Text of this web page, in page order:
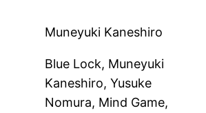
Muneyuki Kaneshiro
Blue Lock, Muneyuki
Kaneshiro, Yusuke
Nomura, Mind Game,